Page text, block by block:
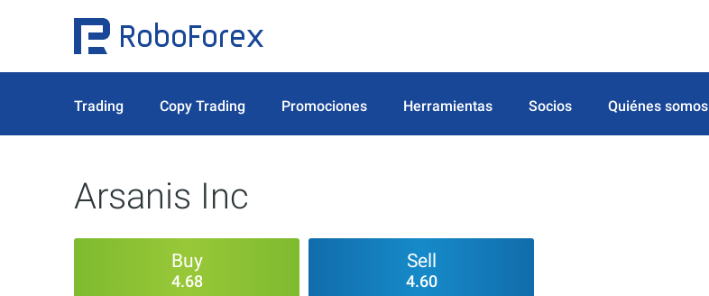
Trading Copy Trading Promociones Herramientas Socios Quiénes somos
Arsanis Inc
Buy
4.68
Sell
4.60